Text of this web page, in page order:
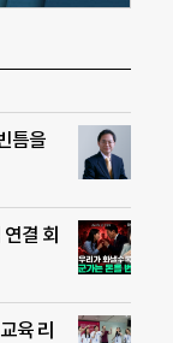
틈을
결 회
육 리